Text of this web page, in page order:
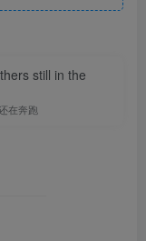
still in the
在奔跑